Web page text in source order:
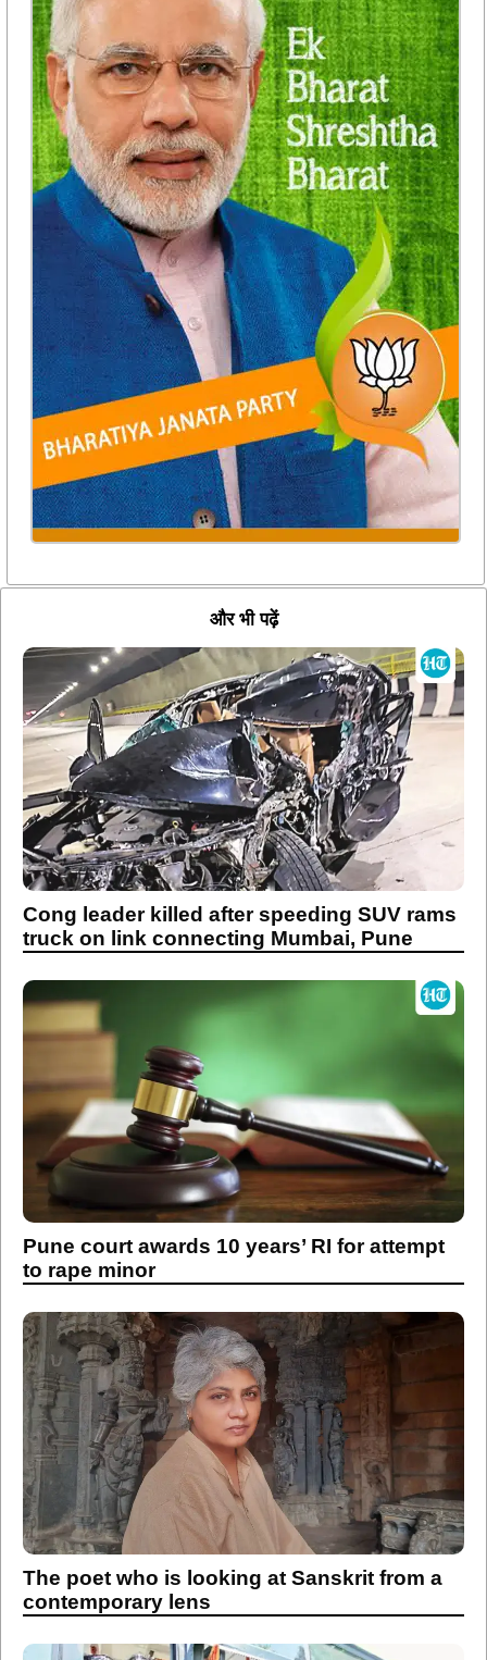
और भी पढ़ें
Cong leader killed after speeding SUV rams
truck on link connecting Mumbai, Pune
Pune court awards 10 years’ RI for attempt
to rape minor
The poet who is looking at Sanskrit from a
contemporary lens